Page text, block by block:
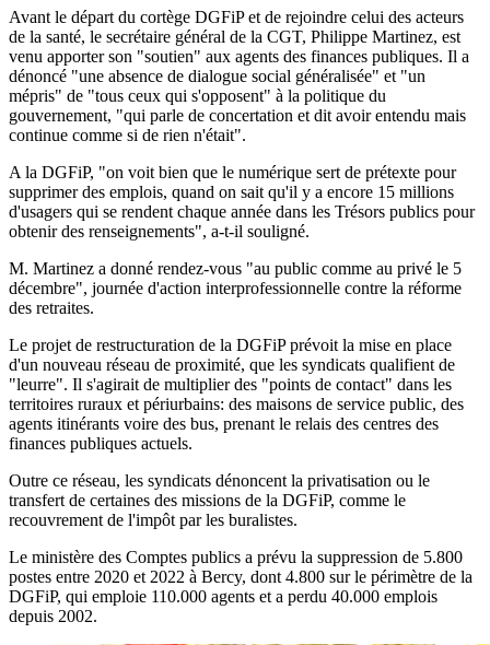
Avant le départ du cortège DGFiP et de rejoindre celui des acteurs
de la santé, le secrétaire général de la CGT, Philippe Martinez, est
venu apporter son "soutien" aux agents des finances publiques. Il a
dénoncé "une absence de dialogue social généralisée" et "un
mépris" de "tous ceux qui s'opposent" à la politique du
gouvernement, "qui parle de concertation et dit avoir entendu mais
continue comme si de rien n'était".
A la DGFiP, "on voit bien que le numérique sert de prétexte pour
supprimer des emplois, quand on sait qu'il y a encore 15 millions
d'usagers qui se rendent chaque année dans les Trésors publics pour
obtenir des renseignements", a-t-il souligné.
M. Martinez a donné rendez-vous "au public comme au privé le 5
décembre", journée d'action interprofessionnelle contre la réforme
des retraites.
Le projet de restructuration de la DGFiP prévoit la mise en place
d'un nouveau réseau de proximité, que les syndicats qualifient de
"leurre". Il s'agirait de multiplier des "points de contact" dans les
territoires ruraux et périurbains: des maisons de service public, des
agents itinérants voire des bus, prenant le relais des centres des
finances publiques actuels.
Outre ce réseau, les syndicats dénoncent la privatisation ou le
transfert de certaines des missions de la DGFiP, comme le
recouvrement de l'impôt par les buralistes.
Le ministère des Comptes publics a prévu la suppression de 5.800
postes entre 2020 et 2022 à Bercy, dont 4.800 sur le périmètre de la
DGFiP, qui emploie 110.000 agents et a perdu 40.000 emplois
depuis 2002.